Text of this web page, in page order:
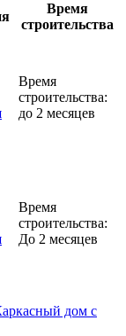
Время
строительства
Время
строительства:
до 2 месяцев
Время
строительства:
До 2 месяцев
дом с